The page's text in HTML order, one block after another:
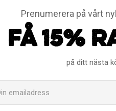
innebandy blad från Unihoc
Prenumerera på vårt
FÅ 15%
på ditt nästa